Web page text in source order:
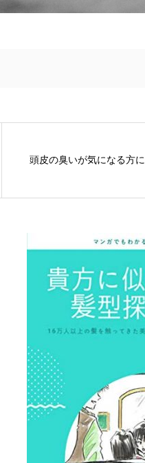
頭皮の臭いが気になる方に